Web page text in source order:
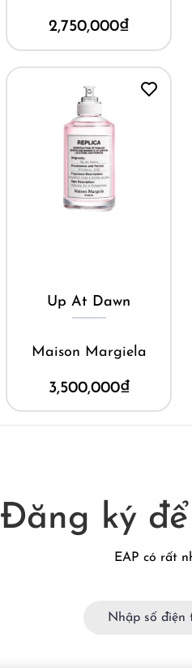
2,750,000₫
Up At Dawn
Maison Margiela
3,500,000₫
Đăng ký
EAP có rất